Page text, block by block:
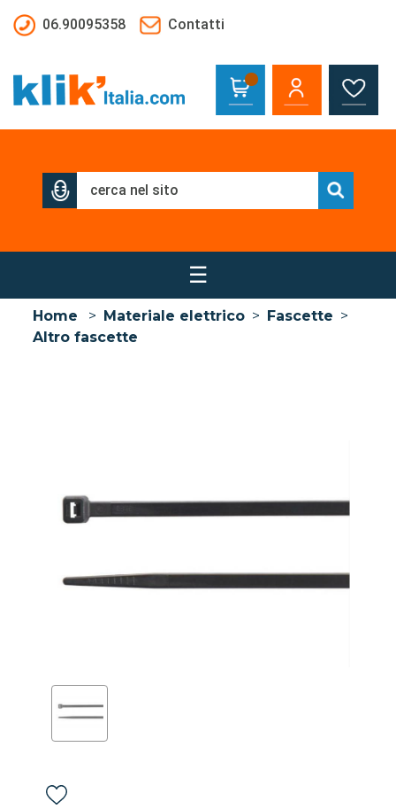
06.90095358
Contatti
☰
Home > Materiale elettrico > Fascette >
Altro fascette